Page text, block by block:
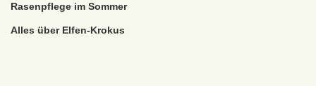
Rasenpflege im Sommer
Alles über Elfen-Krokus